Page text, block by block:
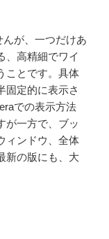
が、一つだけあ
、高精細でワイ
ことです。具体
固定的に表示さ
での表示方法
が一方で、ブッ
ィンドウ、全体
新の版にも、大